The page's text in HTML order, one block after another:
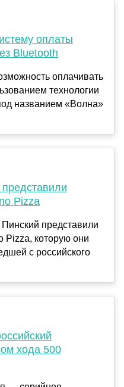
оплаты
Bluetooth
оплачивать
технологии
названием «Волна»
Pizza
представили
Pizza, которую они
с российского
хода 500